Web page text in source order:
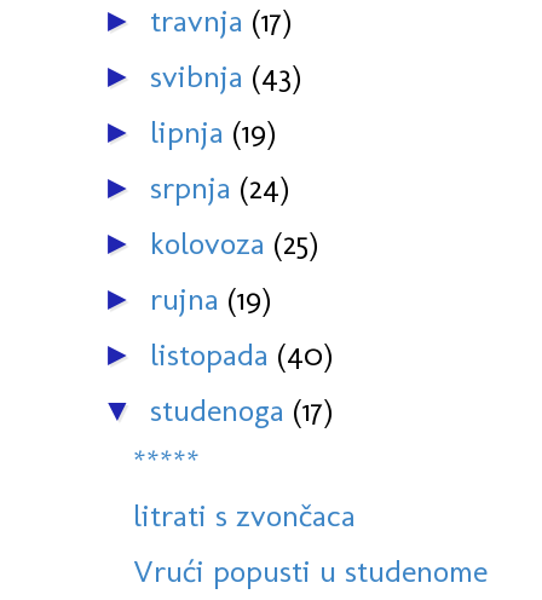
► travnja (17)
► svibnja (43)
► lipnja (19)
► srpnja (24)
► kolovoza (25)
► rujna (19)
► listopada (40)
▼ studenoga (17)
*****
litrati s zvončaca
Vrući popusti u studenome